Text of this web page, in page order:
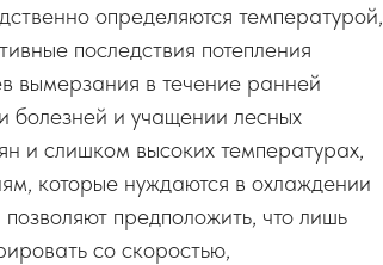
определяются температурой,
последствия потепления
вымерзания в течение ранней
болезней и учащении лесных
и слишком высоких температурах,
которые нуждаются в охлаждении
предположить, что лишь
со скоростью,